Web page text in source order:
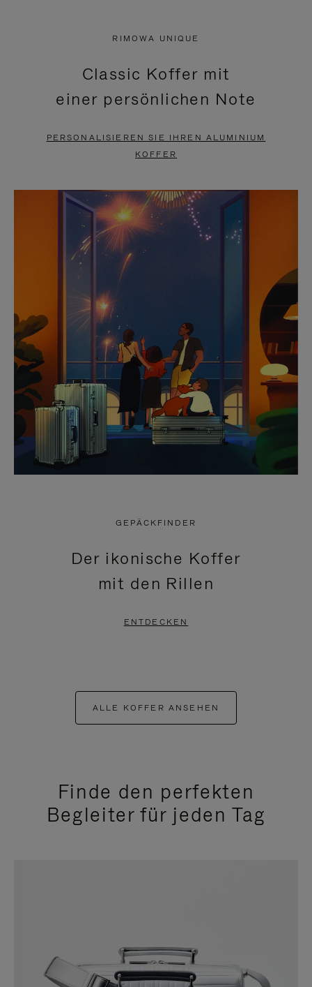
PAUSIERT,
BITTE
DRÜCKEN
ANZUHALTEN
KLICKEN
SIE
ZUM
AUFHEBEN
STUMMSCHALTUNG
RIMOWA UNIQUE
Classic Koffer mit
einer persönlichen Note
PERSONALISIEREN SIE IHREN ALUMINIUM
KOFFER
GEPÄCKFINDER
Der ikonische Koffer
mit den Rillen
ENTDECKEN
ALLE KOFFER ANSEHEN
Finde den perfekten
Begleiter für jeden Tag